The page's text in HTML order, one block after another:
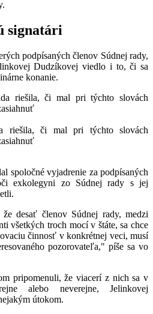
signatári
podpísaných členov Súdnej rady,
Dudzíkovej viedlo i to, či sa
konanie.
riešila, či mal pri týchto slovách
spoločné vyjadrenie za podpísaných
exkolegyni zo Súdnej rady s jej
že desať členov Súdnej rady, medzi
všetkých troch mocí v štáte, sa chce
činnosť v konkrétnej veci, musí
pozorovateľa," píše sa vo
pripomenuli, že viacerí z nich sa v
alebo neverejne, Jelinkovej
útokom.